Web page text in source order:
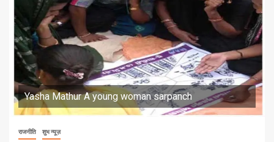
Yasha Mathur A young woman sarpanch
राजनीति शुभ न्यूज़